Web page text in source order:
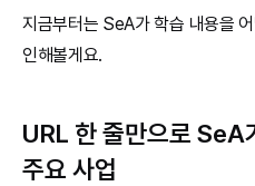
지금부터는 SeA가 학습 내용을
인해볼게요.
URL 한 줄만으로 SeA
주요 사업